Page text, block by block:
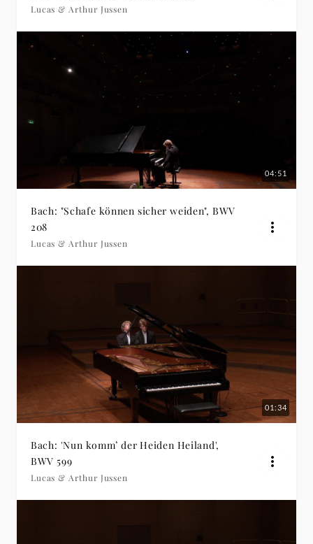
Lucas & Arthur Jussen
04:51
Bach: "Schafe können sicher weiden", BWV
208
Lucas & Arthur Jussen
01:34
Bach: 'Nun komm’ der Heiden Heiland',
BWV 599
Lucas & Arthur Jussen